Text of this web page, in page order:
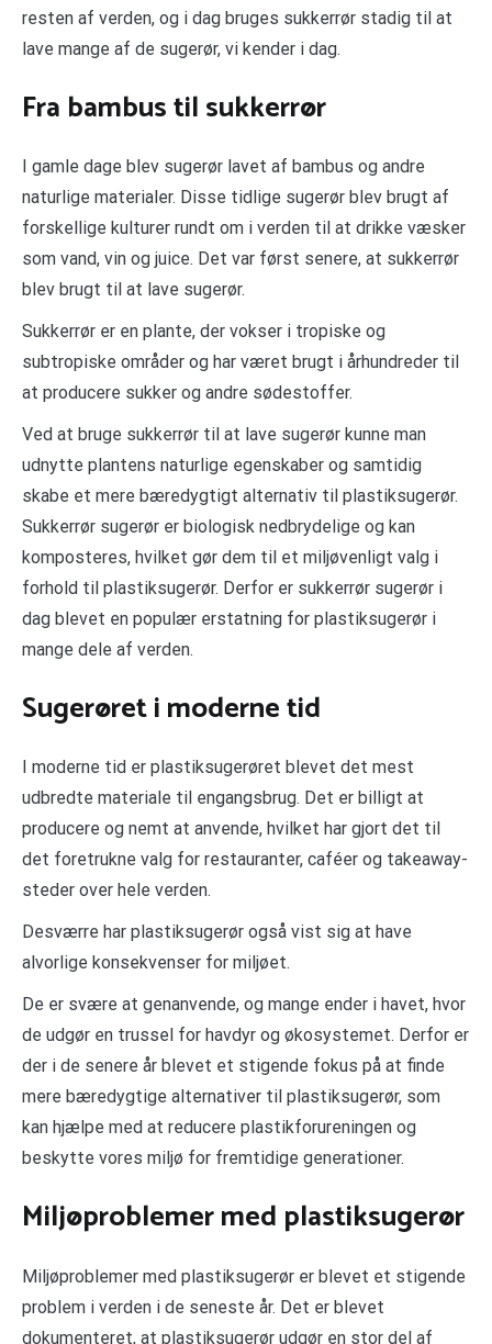
resten af verden, og i dag bruges sukkerrør stadig til at
lave mange af de sugerør, vi kender i dag.
Fra bambus til sukkerrør
I gamle dage blev sugerør lavet af bambus og andre
naturlige materialer. Disse tidlige sugerør blev brugt af
forskellige kulturer rundt om i verden til at drikke væsker
som vand, vin og juice. Det var først senere, at sukkerrør
blev brugt til at lave sugerør.
Sukkerrør er en plante, der vokser i tropiske og
subtropiske områder og har været brugt i århundreder til
at producere sukker og andre sødestoffer.
Ved at bruge sukkerrør til at lave sugerør kunne man
udnytte plantens naturlige egenskaber og samtidig
skabe et mere bæredygtigt alternativ til plastiksugerør.
Sukkerrør sugerør er biologisk nedbrydelige og kan
komposteres, hvilket gør dem til et miljøvenligt valg i
forhold til plastiksugerør. Derfor er sukkerrør sugerør i
dag blevet en populær erstatning for plastiksugerør i
mange dele af verden.
Sugerøret i moderne tid
I moderne tid er plastiksugerøret blevet det mest
udbredte materiale til engangsbrug. Det er billigt at
producere og nemt at anvende, hvilket har gjort det til
det foretrukne valg for restauranter, caféer og takeaway-
steder over hele verden.
Desværre har plastiksugerør også vist sig at have
alvorlige konsekvenser for miljøet.
De er svære at genanvende, og mange ender i havet, hvor
de udgør en trussel for havdyr og økosystemet. Derfor er
der i de senere år blevet et stigende fokus på at finde
mere bæredygtige alternativer til plastiksugerør, som
kan hjælpe med at reducere plastikforureningen og
beskytte vores miljø for fremtidige generationer.
Miljøproblemer med plastiksugerør
Miljøproblemer med plastiksugerør er blevet et stigende
problem i verden i de seneste år. Det er blevet
dokumenteret, at plastiksugerør udgør en stor del af